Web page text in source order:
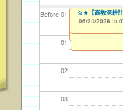
Before 01
01
02
03
【資網處】
整合系統～表單
【財務處】工讀
11/12/2021 to
【財務處】漏打
錄
114
04/
114
02/
【學
07/
商品
11/
教務
11/
【教學暨學習資
Application
☆★【高教深耕
06/24/2026 to